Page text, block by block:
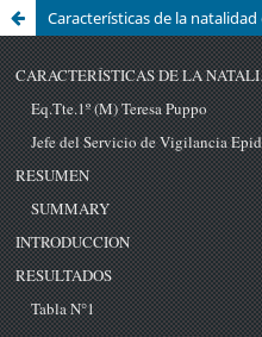
Características de la natalidad